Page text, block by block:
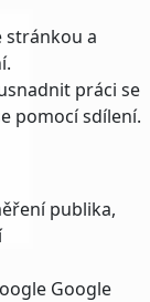
stránkou a
práci se
pomocí sdílení.
publika,
Google